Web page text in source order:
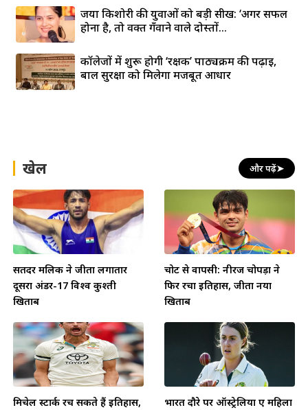
जया किशोरी की युवाओं को बड़ी सीख: ‘अगर सफल
होना है, तो वक्त गँवाने वाले दोस्तों...
कॉलेजों में शुरू होगी ‘रक्षक’ पाठ्यक्रम की पढ़ाई,
बाल सुरक्षा को मिलेगा मजबूत आधार
खेल और पढ़ें➤
सतिंदर मलिक ने जीता लगातार
दूसरा अंडर-17 विश्व कुश्ती
खिताब
चोट से वापसी: नीरज चोपड़ा ने
फिर रचा इतिहास, जीता नया
खिताब
मिचेल स्टार्क रच सकते हैं इतिहास,
भारत दौरे पर ऑस्ट्रेलिया ए महिला